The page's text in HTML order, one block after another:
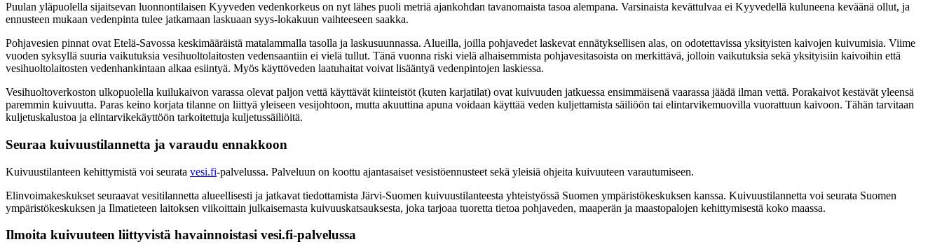
Puulan yläpuolella sijaitsevan luonnontilaisen Kyyveden vedenkorkeus on nyt lähes puoli metriä ajankohdan tavanomaista tasoa alempana. Varsinaista kevättulvaa ei Kyyvedellä kuluneena keväänä ollut, ja
ennusteen mukaan vedenpinta tulee jatkamaan laskuaan syys-lokakuun vaihteeseen saakka.
Pohjavesien pinnat ovat Etelä-Savossa keskimääräistä matalammalla tasolla ja laskusuunnassa. Alueilla, joilla pohjavedet laskevat ennätyksellisen alas, on odotettavissa yksityisten kaivojen kuivumisia. Viime
vuoden syksyllä suuria vaikutuksia vesihuoltolaitosten vedensaantiin ei vielä tullut. Tänä vuonna riski vielä alhaisemmista pohjavesitasoista on merkittävä, jolloin vaikutuksia sekä yksityisiin kaivoihin että
vesihuoltolaitosten vedenhankintaan alkaa esiintyä. Myös käyttöveden laatuhaitat voivat lisääntyä vedenpintojen laskiessa.
Vesihuoltoverkoston ulkopuolella kuilukaivon varassa olevat paljon vettä käyttävät kiinteistöt (kuten karjatilat) ovat kuivuuden jatkuessa ensimmäisenä vaarassa jäädä ilman vettä. Porakaivot kestävät yleensä
paremmin kuivuutta. Paras keino korjata tilanne on liittyä yleiseen vesijohtoon, mutta akuuttina apuna voidaan käyttää veden kuljettamista säiliöön tai elintarvikemuovilla vuorattuun kaivoon. Tähän tarvitaan
kuljetuskalustoa ja elintarvikekäyttöön tarkoitettuja kuljetussäiliöitä.
Seuraa kuivuustilannetta ja varaudu ennakkoon
Kuivuustilanteen kehittymistä voi seurata vesi.fi-palvelussa. Palveluun on koottu ajantasaiset vesistöennusteet sekä yleisiä ohjeita kuivuuteen varautumiseen.
Elinvoimakeskukset seuraavat vesitilannetta alueellisesti ja jatkavat tiedottamista Järvi-Suomen kuivuustilanteesta yhteistyössä Suomen ympäristökeskuksen kanssa. Kuivuustilannetta voi seurata Suomen
ympäristökeskuksen ja Ilmatieteen laitoksen viikoittain julkaisemasta kuivuuskatsauksesta, joka tarjoaa tuoretta tietoa pohjaveden, maaperän ja maastopalojen kehittymisestä koko maassa.
Ilmoita kuivuuteen liittyvistä havainnoistasi vesi.fi-palvelussa